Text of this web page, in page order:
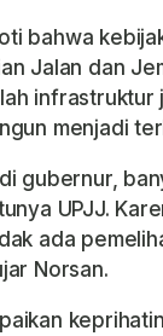
bahwa
Jalan dan
infrastruktur
menjadi
gubernur,
UPJJ.
ada
Norsan.